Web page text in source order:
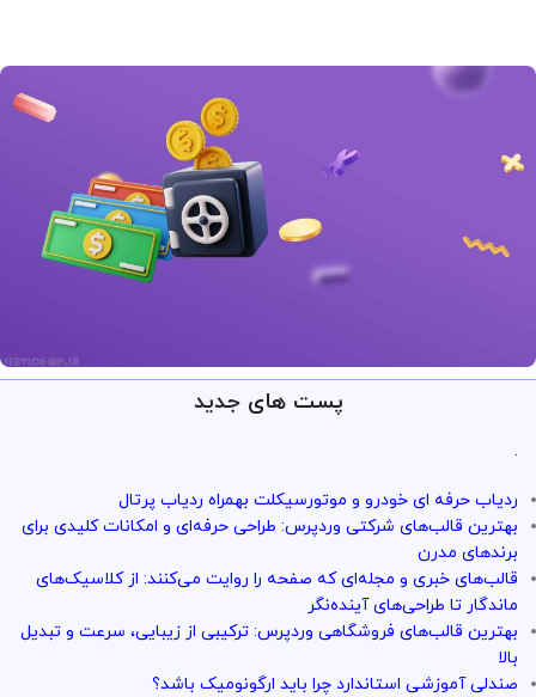
با خیال راحت میتونی از خدمات و سرویس ها استفاده کنی
پست های جدید
.
ردیاب حرفه ای خودرو و موتورسیکلت بهمراه ردیاب پرتال
بهترین قالب‌های شرکتی وردپرس: طراحی حرفه‌ای و امکانات کلیدی برای
برندهای مدرن
قالب‌های خبری و مجله‌ای که صفحه را روایت می‌کنند: از کلاسیک‌های
ماندگار تا طراحی‌های آینده‌نگر
بهترین قالب‌های فروشگاهی وردپرس: ترکیبی از زیبایی، سرعت و تبدیل
بالا
صندلی آموزشی استاندارد چرا باید ارگونومیک باشد؟